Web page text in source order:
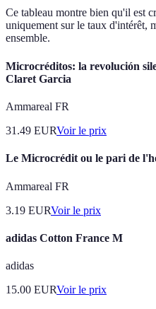
Ce tableau montre bien qu'il est
uniquement sur le taux d'intérêt,
ensemble.
Microcréditos: la revolución
Claret Garcia
Ammareal FR
31.49 EURVoir le prix
Le Microcrédit ou le pari de
Ammareal FR
3.19 EURVoir le prix
adidas Cotton France M
adidas
15.00 EURVoir le prix